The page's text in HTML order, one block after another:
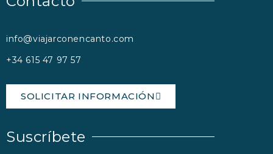
info@viajarconencanto.com
+34 615 47 97 57
SOLICITAR INFORMACIÓN
Suscríbete